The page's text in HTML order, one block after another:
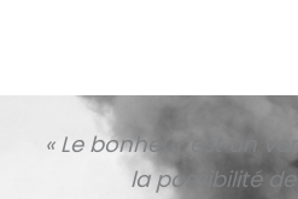
« Le bonheur est un
la possibilité